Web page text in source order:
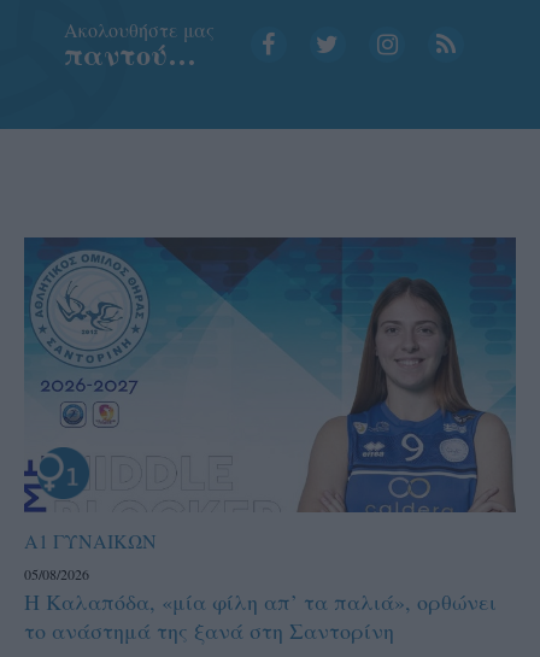
Aκολουθήστε μας
παντού…
Α1 ΓΥΝΑΙΚΩΝ
05/08/2026
Η Καλαπόδα, «μία φίλη απ’ τα παλιά», ορθώνει
το ανάστημά της ξανά στη Σαντορίνη